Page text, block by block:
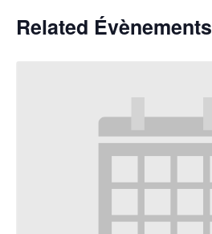
Related Évènements